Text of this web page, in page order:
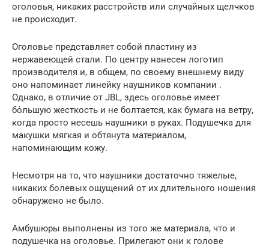
оголовья, никаких расстройств или случайных щелчков
не происходит.
Оголовье представляет собой пластину из
нержавеющей стали. По центру нанесен логотип
производителя и, в общем, по своему внешнему виду
оно напоминает линейку наушников компании .
Однако, в отличие от JBL, здесь оголовье имеет
бόльшую жесткость и не болтается, как бумага на ветру,
когда просто несешь наушники в руках. Подушечка для
макушки мягкая и обтянута материалом,
напоминающим кожу.
Несмотря на то, что наушники достаточно тяжелые,
никаких болевых ощущений от их длительного ношения
обнаружено не было.
Амбушюры выполнены из того же материала, что и
подушечка на оголовье. Прилегают они к голове